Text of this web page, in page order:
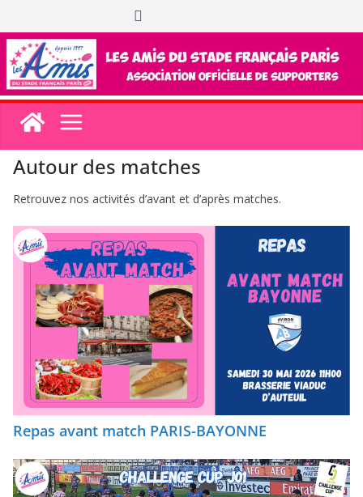
au
contenu
Autour des matches
Retrouvez nos activités d’avant et d’après matches.
Repas avant match PARIS-BAYONNE